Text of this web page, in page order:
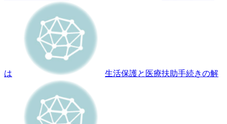
は 生活保護と医療扶助手続きの解